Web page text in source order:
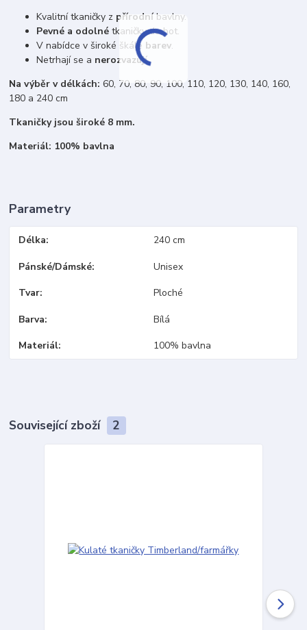
Kvalitní tkaničky z přírodníbavlny.
Pevné a odolnétkaničky do bot.
V nabídce v široké škále barev.
Netrhají se a nerozvazují.
Na výběr v délkách: 60, 70, 80, 90, 100, 110, 120, 130, 140, 160,
180 a 240 cm
Tkaničky jsou široké 8 mm.
Materiál: 100% bavlna
Parametry
Délka 240 cm
Pánské/Dámské Unisex
Tvar Ploché
Barva Bílá
Materiál 100% bavlna
Související zboží 2